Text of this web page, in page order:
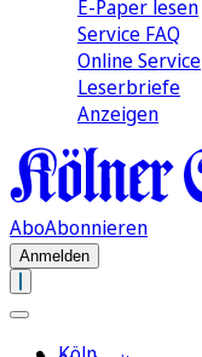
E-Paper lesen
Service FAQ
Online Service
Leserbriefe
Anzeigen
AboAbonnieren
Anmelden